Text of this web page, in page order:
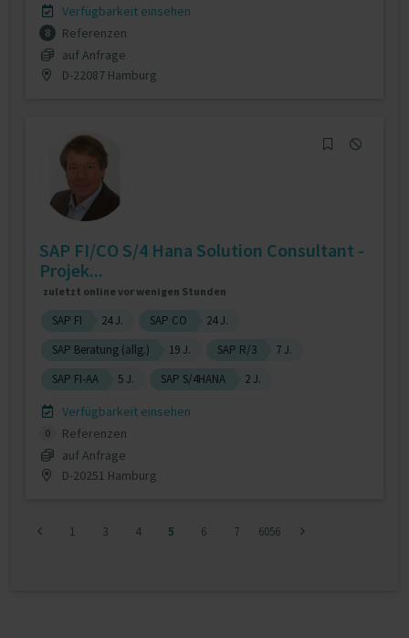
Verfügbarkeit einsehen
8
Referenzen
auf Anfrage
D-22087 Hamburg
SAP FI/CO S/4 Hana Solution Consultant -
Projek...
zuletzt online vor wenigen Stunden
SAP FI 24 J. SAP CO
24 J.
SAP Beratung (allg.)
19 J. SAP R/3
7 J.
SAP FI-AA
5 J. SAP S/4HANA 2 J.
Verfügbarkeit einsehen
0
Referenzen
auf Anfrage
D-20251 Hamburg
1 3 4 5 6 7 6056